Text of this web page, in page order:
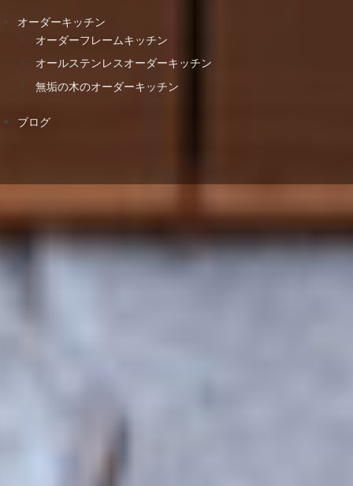
オーダーキッチン
オーダーフレームキッチン
オールステンレスオーダーキッチン
無垢の木のオーダーキッチン
ブログ